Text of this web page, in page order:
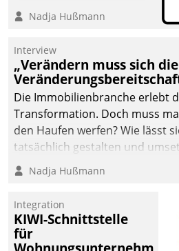
schnell, zuverlässig und
Die monatlichen
Mitteilungen zum
Heizungs- und
Wasserverbrauch gehen
automatisiert, vollständig
und auf Wunsch über
mehrere zuvor
Kommunikationswege bei
Nadja Hußmann
Interview
„Verändern muss sich die
Die Immobilienbranche erlebt
Transformation. Doch muss
den Haufen werfen? Wie lässt
tatsächlich gestalten und
Argumente zählen wirklich?
Nadja Hußmann
Integration
KIWI-Schnittstelle
für